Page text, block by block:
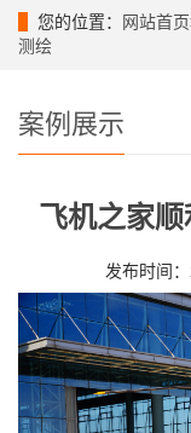
您的位置： 网站首页
测绘
案例展示
飞机之家
发布时间